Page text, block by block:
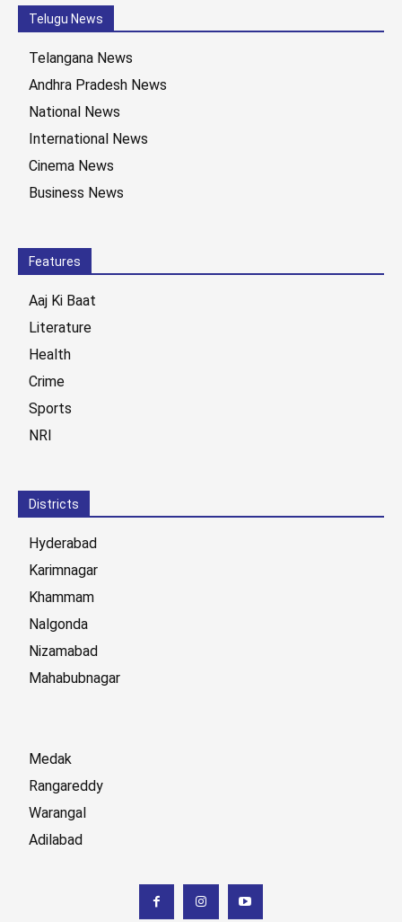
Telugu News
Telangana News
Andhra Pradesh News
National News
International News
Cinema News
Business News
Features
Aaj Ki Baat
Literature
Health
Crime
Sports
NRI
Districts
Hyderabad
Karimnagar
Khammam
Nalgonda
Nizamabad
Mahabubnagar
Medak
Rangareddy
Warangal
Adilabad